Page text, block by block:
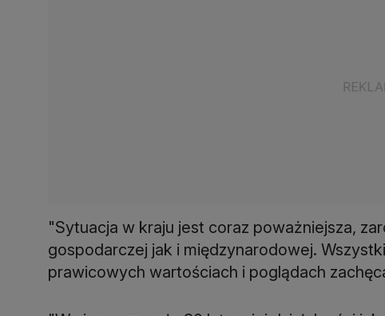
"Sytuacja w kraju jest coraz poważniejsza,
gospodarczej jak i międzynarodowej.
prawicowych wartościach i poglądach